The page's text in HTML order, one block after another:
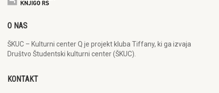
O NAS
ŠKUC – Kulturni center Q je projekt kluba Tiffany, ki ga izvaja
Društvo Študentski kulturni center (ŠKUC).
KONTAKT